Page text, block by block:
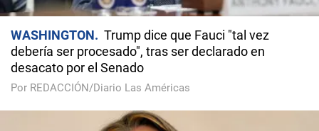
WASHINGTON
Trump dice que Fauci "tal vez
debería ser procesado", tras ser declarado en
desacato por el Senado
Por REDACCIÓN/Diario Las Américas